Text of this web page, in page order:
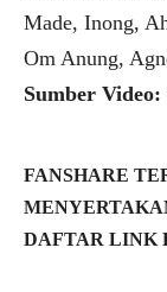
Made, Inong,
Om Anung,
Sumber
FANSHARE
DAFTAR LINK